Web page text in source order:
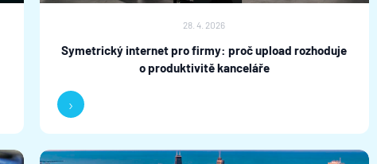
28. 4. 2026
Symetrický internet pro firmy: proč upload rozhoduje
o produktivitě kanceláře
›